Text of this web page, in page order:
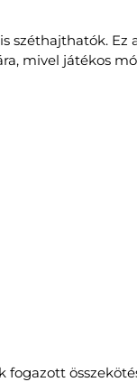
mivel játékos
fogazott